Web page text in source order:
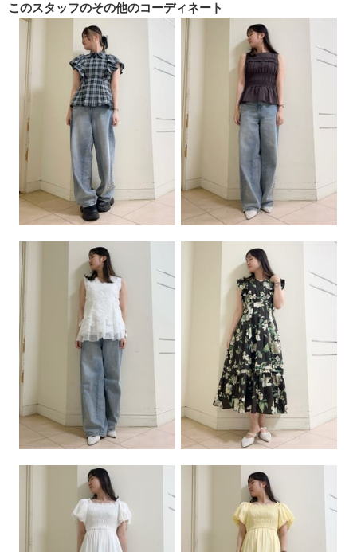
このスタッフのその他のコーディネート